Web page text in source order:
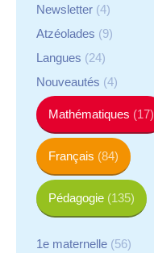
Newsletter (4)
Atzéolades (9)
Langues (24)
Nouveautés (4)
Mathématiques (17)
Français (84)
Pédagogie (135)
1e maternelle (56)